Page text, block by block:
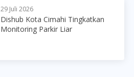
29 Juli 2026
Dishub Kota Cimahi Tingkatkan
Monitoring Parkir Liar